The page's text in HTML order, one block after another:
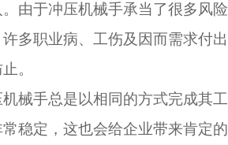
由于冲压机械手承当了很多风险
多职业病、工伤及因而需求付出
。
手总是以相同的方式完成其工
稳定，这也会给企业带来肯定的